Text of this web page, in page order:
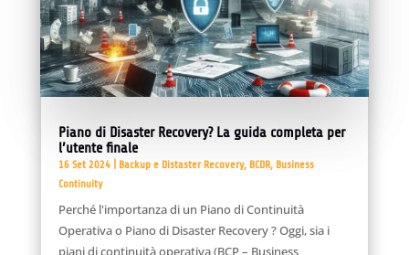
Piano di Disaster Recovery? La guida completa per
l’utente finale
16 Set 2024| Backup e Distaster Recovery, BCDR, Business
Continuity
Perché l'importanza di un Piano di Continuità
Operativa o Piano di Disaster Recovery ? Oggi, sia i
piani di continuità operativa (BCP – Business